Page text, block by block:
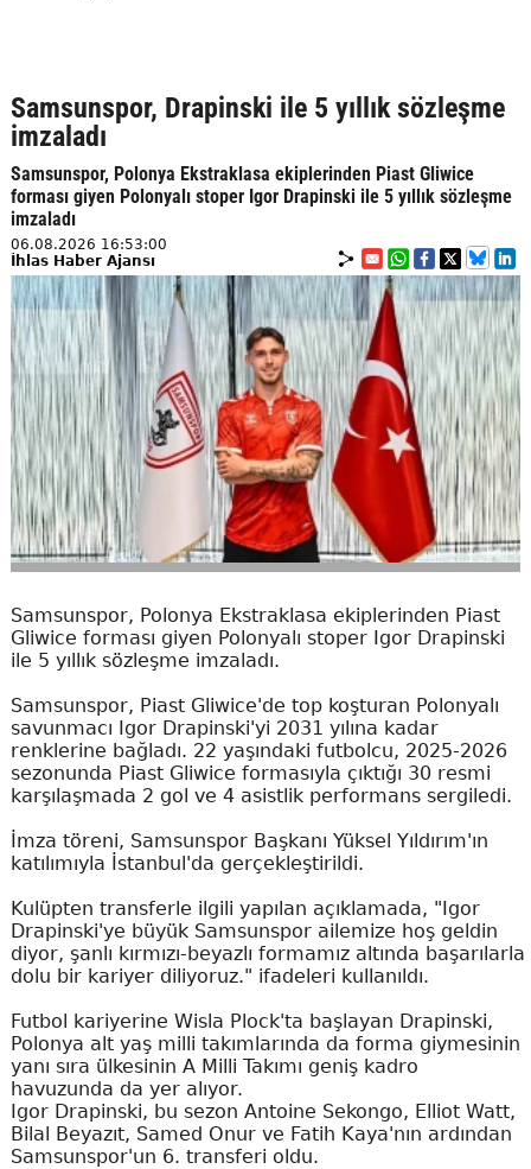
Samsunspor, Drapinski ile 5 yıllık sözleşme
imzaladı
Samsunspor, Polonya Ekstraklasa ekiplerinden Piast Gliwice
forması giyen Polonyalı stoper Igor Drapinski ile 5 yıllık sözleşme
imzaladı
06.08.2026 16:53:00
İhlas Haber Ajansı
Samsunspor, Polonya Ekstraklasa ekiplerinden Piast
Gliwice forması giyen Polonyalı stoper Igor Drapinski
ile 5 yıllık sözleşme imzaladı.
Samsunspor, Piast Gliwice'de top koşturan Polonyalı
savunmacı Igor Drapinski'yi 2031 yılına kadar
renklerine bağladı. 22 yaşındaki futbolcu, 2025-2026
sezonunda Piast Gliwice formasıyla çıktığı 30 resmi
karşılaşmada 2 gol ve 4 asistlik performans sergiledi.
İmza töreni, Samsunspor Başkanı Yüksel Yıldırım'ın
katılımıyla İstanbul'da gerçekleştirildi.
Kulüpten transferle ilgili yapılan açıklamada, "Igor
Drapinski'ye büyük Samsunspor ailemize hoş geldin
diyor, şanlı kırmızı-beyazlı formamız altında başarılarla
dolu bir kariyer diliyoruz." ifadeleri kullanıldı.
Futbol kariyerine Wisla Plock'ta başlayan Drapinski,
Polonya alt yaş milli takımlarında da forma giymesinin
yanı sıra ülkesinin A Milli Takımı geniş kadro
havuzunda da yer alıyor.
Igor Drapinski, bu sezon Antoine Sekongo, Elliot Watt,
Bilal Beyazıt, Samed Onur ve Fatih Kaya'nın ardından
Samsunspor'un 6. transferi oldu.